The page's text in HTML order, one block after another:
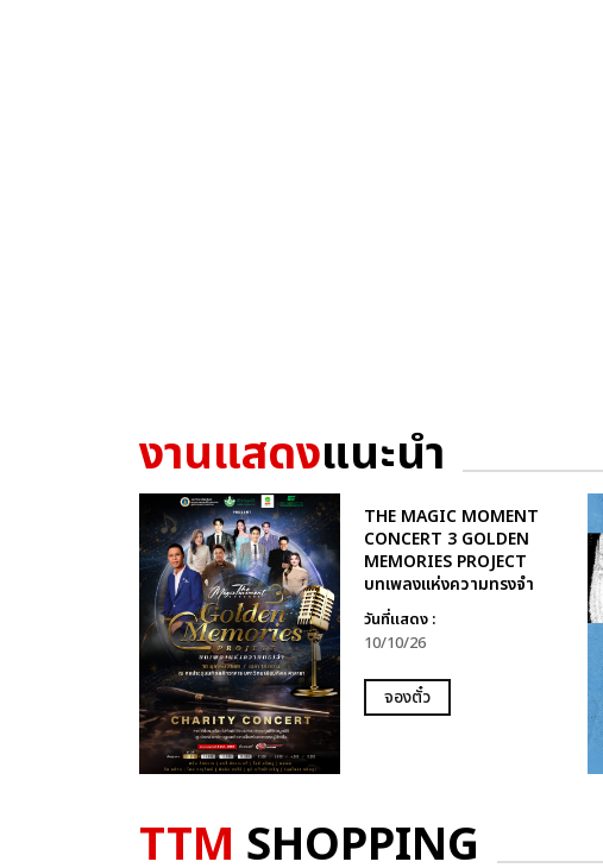
งานแสดงแนะนำ
THE MAGIC MOMENT
CONCERT 3 GOLDEN
MEMORIES PROJECT
บทเพลงแห่งความทรงจำ
วันที่แสดง :
10/10/26
จองตั๋ว
TTM SHOPPING